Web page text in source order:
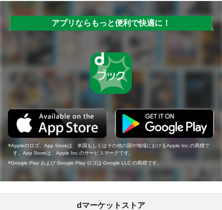
アプリならもっと便利で快適に！
Appleのロゴ、App Storeは、米国もしくはその他の国や地域におけるApple Inc.の商標で
す。App Storeは、Apple Inc.のサービスマークです。
Google Play および Google Play ロゴは Google LLC の商標です。
dマーケットストア